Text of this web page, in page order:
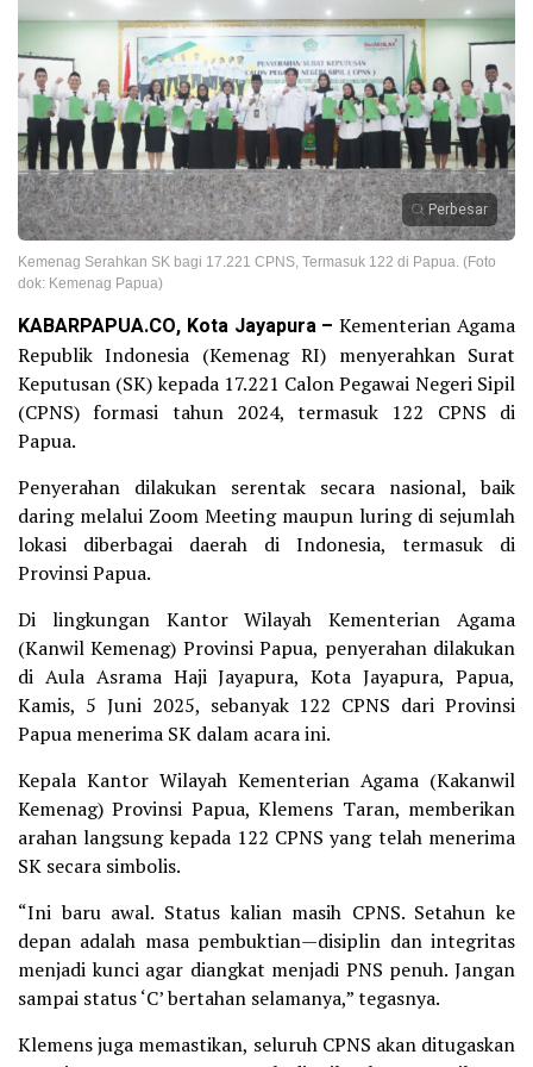
Perbesar
Kemenag Serahkan SK bagi 17.221 CPNS, Termasuk 122 di Papua. (Foto
dok: Kemenag Papua)
KABARPAPUA.CO, Kota Jayapura – Kementerian Agama
Republik Indonesia (Kemenag RI) menyerahkan Surat
Keputusan (SK) kepada 17.221 Calon Pegawai Negeri Sipil
(CPNS) formasi tahun 2024, termasuk 122 CPNS di
Papua.
Penyerahan dilakukan serentak secara nasional, baik
daring melalui Zoom Meeting maupun luring di sejumlah
lokasi diberbagai daerah di Indonesia, termasuk di
Provinsi Papua.
Di lingkungan Kantor Wilayah Kementerian Agama
(Kanwil Kemenag) Provinsi Papua, penyerahan dilakukan
di Aula Asrama Haji Jayapura, Kota Jayapura, Papua,
Kamis, 5 Juni 2025, sebanyak 122 CPNS dari Provinsi
Papua menerima SK dalam acara ini.
Kepala Kantor Wilayah Kementerian Agama (Kakanwil
Kemenag) Provinsi Papua, Klemens Taran, memberikan
arahan langsung kepada 122 CPNS yang telah menerima
SK secara simbolis.
“Ini baru awal. Status kalian masih CPNS. Setahun ke
depan adalah masa pembuktian—disiplin dan integritas
menjadi kunci agar diangkat menjadi PNS penuh. Jangan
sampai status ‘C’ bertahan selamanya,” tegasnya.
Klemens juga memastikan, seluruh CPNS akan ditugaskan